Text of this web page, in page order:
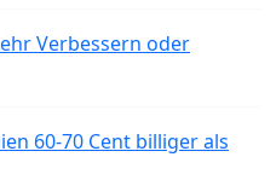
Verbessern oder
60-70 Cent billiger als